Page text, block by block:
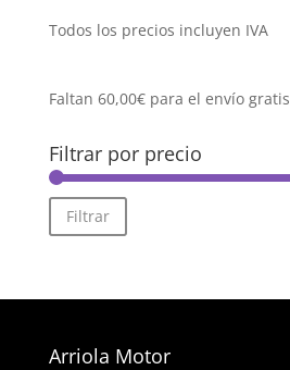
Todos los precios incluyen IVA
Faltan 60,00€para el envío gratis
Filtrar por precio
Filtrar
Arriola Motor